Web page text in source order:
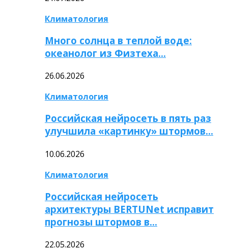
Климатология
Много солнца в теплой воде:
океанолог из Физтеха…
26.06.2026
Климатология
Российская нейросеть в пять раз
улучшила «картинку» штормов…
10.06.2026
Климатология
Российская нейросеть
архитектуры BERTUNet исправит
прогнозы штормов в…
22.05.2026